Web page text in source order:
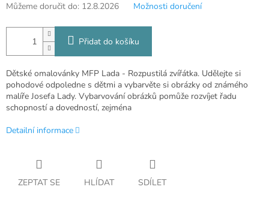
Můžeme doručit do: 12.8.2026 Možnosti doručení
Přidat do košíku
Dětské omalovánky MFP Lada - Rozpustilá zvířátka. Udělejte si
pohodové odpoledne s dětmi a vybarvěte si obrázky od známého
malíře Josefa Lady. Vybarvování obrázků pomůže rozvíjet řadu
schopností a dovedností, zejména
Detailní informace
ZEPTAT SE HLÍDAT SDÍLET